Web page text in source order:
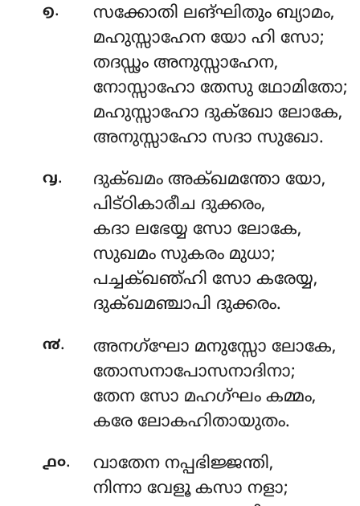
൭. സക്കോതി ലങ്ഘിതും ബ്യാമം,
മഹുസ്സാഹേന യോ ഹി സോ;
തദഡ്ഢം അനുസ്സാഹേന,
നോസ്സാഹോ തേസു ഥോമിതോ;
മഹുസ്സാഹോ ദുക്ഖോ ലോകേ,
അനുസ്സാഹോ സദാ സുഖോ.
൮. ദുക്ഖമം അക്ഖമന്തോ യോ,
പിട്ഠികാരീച ദുക്കരം,
കദാ ലഭേയ്യ സോ ലോകേ,
സുഖമം സുകരം മുധാ;
പച്ചക്ഖഞ്ഹി സോ കരേയ്യ,
ദുക്ഖമഞ്ചാപി ദുക്കരം.
൯. അനഗ്ഘോ മനുസ്സോ ലോകേ,
തോസനാപോസനാദിനാ;
തേന സോ മഹഗ്ഘം കമ്മം,
കരേ ലോകഹിതായുതം.
൧൦. വാതേന നപ്പഭിജ്ജന്തി,
നിന്നാ വേളൂ കസാ നളാ;